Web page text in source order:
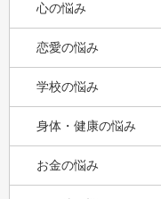
心の悩み
恋愛の悩み
学校の悩み
身体・健康の悩み
お金の悩み